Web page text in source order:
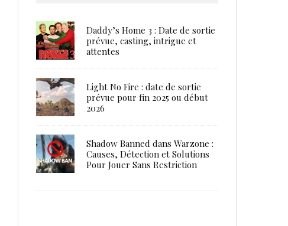
Daddy’s Home 3 : Date de sortie
prévue, casting, intrigue et
attentes
Light No Fire : date de sortie
prévue pour fin 2025 ou début
2026
Shadow Banned dans Warzone :
Causes, Détection et Solutions
Pour Jouer Sans Restriction